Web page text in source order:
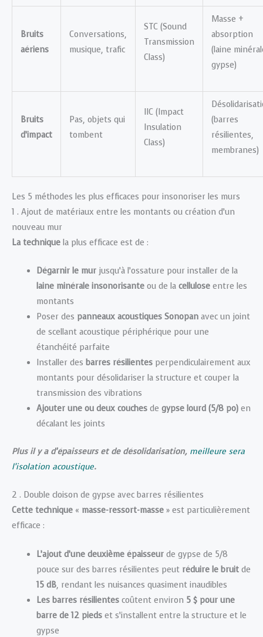
Bruits
aériens
Conversations,
musique, trafic
STC (Sound
Transmission
Class)
Masse +
absorption
(laine
gypse)
Bruits
d’impact
Pas, objets qui
tombent
IIC (Impact
Insulation
Class)
(barres
résilientes,
membranes)
Les 5 méthodes les plus efficaces pour insonoriser les murs
1 . Ajout de matériaux entre les montants ou création d’un
nouveau mur
La technique la plus efficace est de :
Dégarnir le mur jusqu’à l’ossature pour installer de la
laine minérale insonorisante ou de la cellulose entre les
montants
Poser des panneaux acoustiques Sonopan avec un joint
de scellant acoustique périphérique pour une
étanchéité parfaite
Installer des barres résilientes perpendiculairement aux
montants pour désolidariser la structure et couper la
transmission des vibrations
Ajouter une ou deux couches de gypse lourd (5/8 po) en
décalant les joints
Plus il y a d’épaisseurs et de désolidarisation, meilleure sera
l’isolation acoustique.
2 . Double cloison de gypse avec barres résilientes
Cette technique « masse-ressort-masse » est particulièrement
efficace :
L’ajout d’une deuxième épaisseur de gypse de 5/8
pouce sur des barres résilientes peut réduire le bruit de
15 dB, rendant les nuisances quasiment inaudibles
Les barres résilientes coûtent environ 5 $ pour une
barre de 12 pieds et s’installent entre la structure et le
gypse